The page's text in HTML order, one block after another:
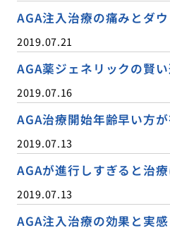
AGA注入治療の痛みとダ
2019.07.21
AGA薬ジェネリックの賢
2019.07.16
AGA治療開始年齢早い方
2019.07.13
AGAが進行しすぎると治
2019.07.13
AGA注入治療の効果と実